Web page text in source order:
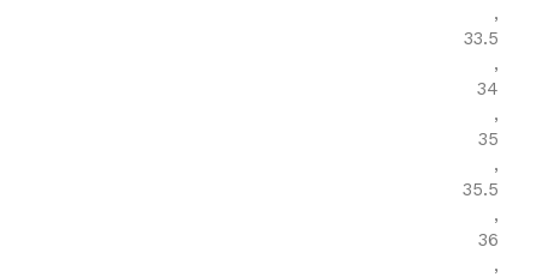
,
33.5
,
34
,
35
,
35.5
,
36
,